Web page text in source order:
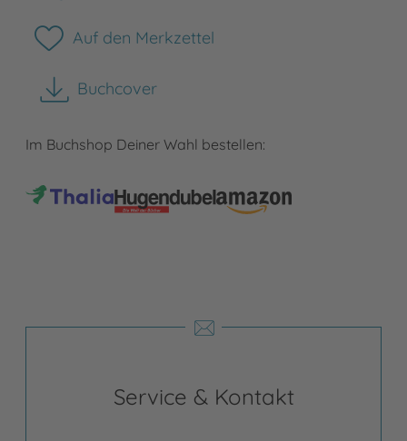
Auf den Merkzettel
Buchcover
herunterladen
Im Buchshop Deiner Wahl bestellen:
Service & Kontakt